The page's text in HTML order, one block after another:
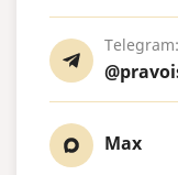
Telegram:
Max